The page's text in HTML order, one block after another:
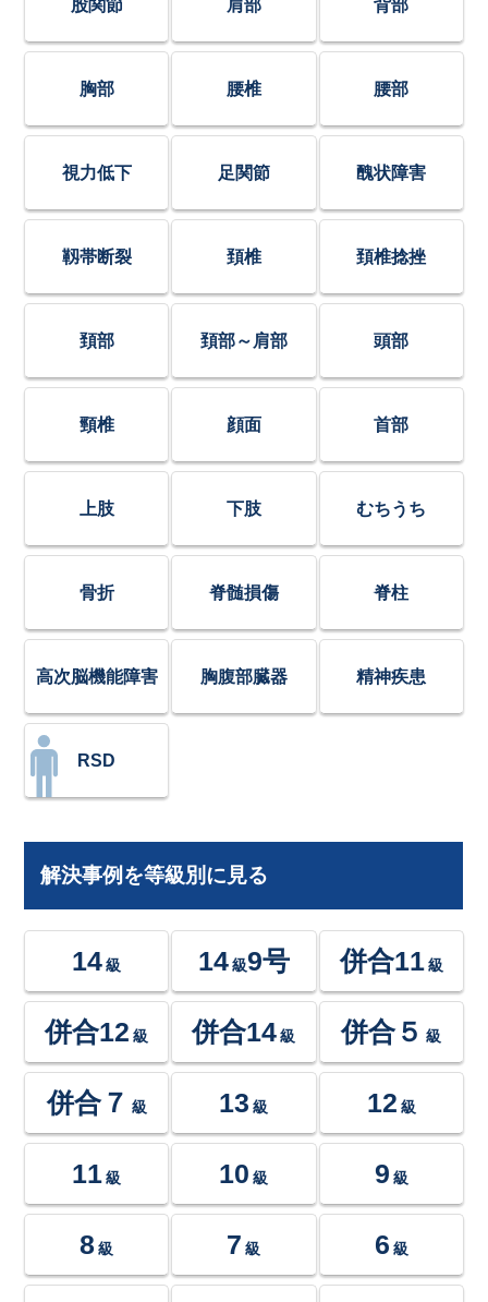
股関節 肩部 背部
胸部 腰椎 腰部
視力低下 足関節 醜状障害
靱帯断裂 頚椎 頚椎捻挫
頚部 頚部～肩部 頭部
頸椎 顔面 首部
上肢 下肢 むちうち
骨折 脊髄損傷 脊柱
高次脳機能障害 胸腹部臓器 精神疾患
RSD
解決事例を等級別に見る
14 級 14級9号 併合11 級
併合12 級 併合14 級 併合５ 級
併合７ 級 13 級 12 級
11 級 10 級 9 級
8 級 7 級 6 級